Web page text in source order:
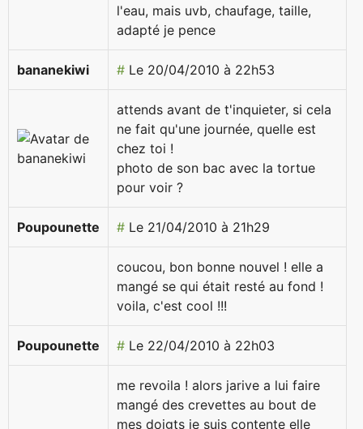
l'eau, mais uvb, chaufage, taille,
adapté je pence
bananekiwi # Le 20/04/2010 à 22h53
attends avant de t'inquieter, si cela
ne fait qu'une journée, quelle est
chez toi !
photo de son bac avec la tortue
pour voir ?
Poupounette # Le 21/04/2010 à 21h29
coucou, bon bonne nouvel ! elle a
mangé se qui était resté au fond !
voila, c'est cool !!!
Poupounette # Le 22/04/2010 à 22h03
me revoila ! alors jarive a lui faire
mangé des crevettes au bout de
mes doigts je suis contente elle